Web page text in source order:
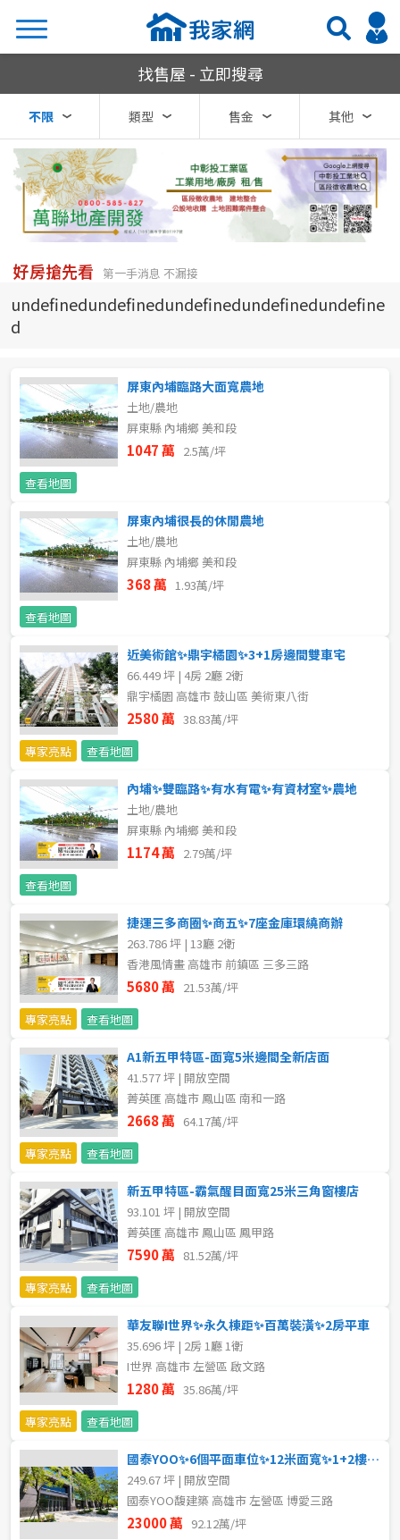
熱門關鍵字
不限
基隆市
新北市
宜蘭縣
新竹市
新竹縣
台中市
彰化縣
南投縣
雲林縣
嘉義市
嘉義縣
高雄市
澎湖縣
屏東縣
台東縣
花蓮縣
金門連江
不限
類型(可複選)
不拘 公寓 電梯大樓
別墅 透天厝 樓中樓
農舍
廠辦 倉庫 土地 其他
坪數
不拘
20~30 坪
40~50 坪
60~70 坪
80坪以上
~
樓層
不拘
地下室
1樓
3樓 4樓
5~10樓 11~20樓
21樓以上
~ 樓
格局
不拘
2房 3房
4房 5房以上
我家網房屋買賣
找售屋 - 立即搜尋
不限 類型 售金 其他
好房搶先看 第一手消息 不漏接
undefinedundefinedundefinedundefinedundefine
d
屏東內埔臨路大面寬農地
土地/農地
屏東縣 內埔鄉 美和段
1047 萬 2.5萬/坪
查看地圖
屏東內埔很長的休閒農地
土地/農地
屏東縣 內埔鄉 美和段
368 萬 1.93萬/坪
查看地圖
近美術館✨鼎宇橘園✨3+1房邊間雙車宅
66.449 坪 | 4房 2廳 2衛
鼎宇橘園 高雄市 鼓山區 美術東八街
2580 萬 38.83萬/坪
專家亮點
查看地圖
內埔✨雙臨路✨有水有電✨有資材室✨農地
土地/農地
屏東縣 內埔鄉 美和段
1174 萬 2.79萬/坪
查看地圖
捷運三多商圈✨商五✨7座金庫環繞商辦
263.786 坪 | 13廳 2衛
香港風情畫 高雄市 前鎮區 三多三路
5680 萬 21.53萬/坪
專家亮點
查看地圖
A1新五甲特區-面寬5米邊間全新店面
41.577 坪 | 開放空間
菁英匯 高雄市 鳳山區 南和一路
2668 萬 64.17萬/坪
專家亮點
查看地圖
新五甲特區-霸氣醒目面寬25米三角窗樓店
93.101 坪 | 開放空間
菁英匯 高雄市 鳳山區 鳳甲路
7590 萬 81.52萬/坪
專家亮點
查看地圖
華友聯I世界✨永久棟距✨百萬裝潢✨2房平車
35.696 坪 | 2房 1廳 1衛
I世界 高雄市 左營區 啟文路
1280 萬 35.86萬/坪
專家亮點
查看地圖
國泰YOO✨6個平面車位✨12米面寬✨1+2樓店面
249.67 坪 | 開放空間
國泰YOO馥建築 高雄市 左營區 博愛三路
23000 萬 92.12萬/坪